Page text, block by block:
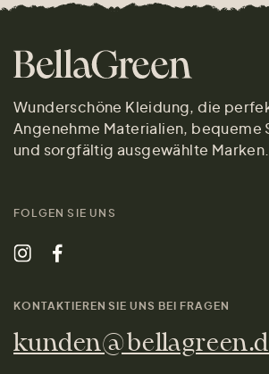
Wunderschöne Kleidung, die
Angenehme Materialien, bequeme
und sorgfältig ausgewählte Marken.
FOLGEN SIE UNS
KONTAKTIEREN SIE UNS BEI FRAGEN